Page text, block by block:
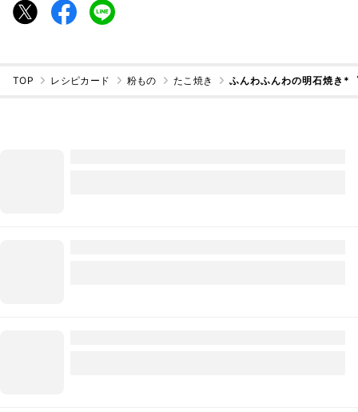
TOP レシピカード 粉もの たこ焼き ふんわふんわの明石焼き*